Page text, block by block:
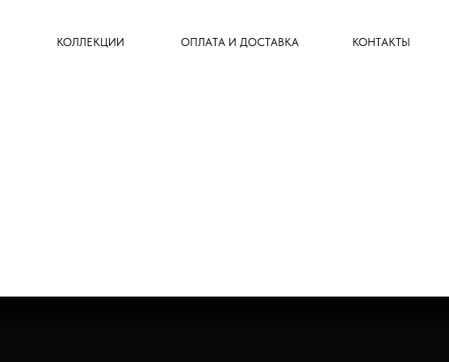
ОПЛАТА И ДОСТАВКА КОНТАКТЫ
КОЛЛЕКЦИИ